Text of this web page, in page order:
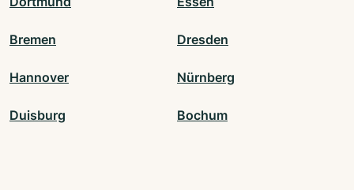
Bremen Dresden
Hannover Nürnberg
Duisburg Bochum